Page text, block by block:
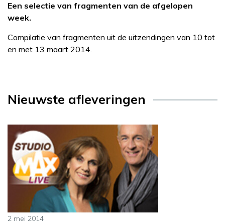
Een selectie van fragmenten van de afgelopen
week.
Compilatie van fragmenten uit de uitzendingen van 10 tot
en met 13 maart 2014.
Nieuwste afleveringen
2 mei 2014